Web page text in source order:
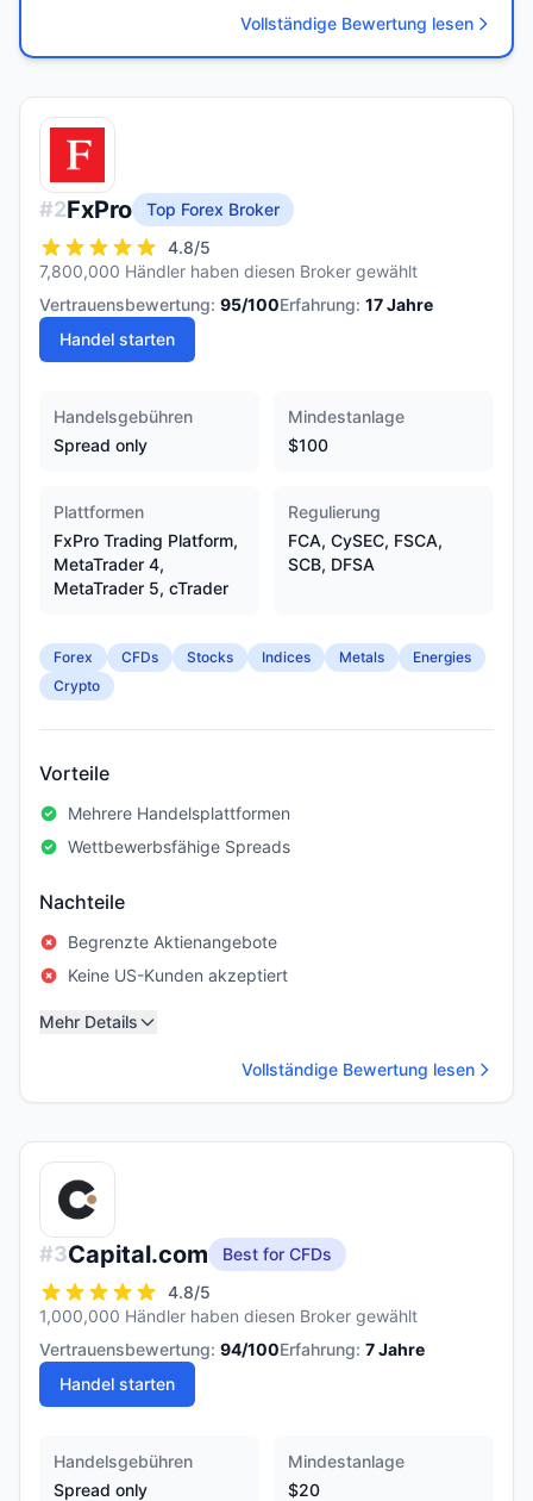
Vollständige Bewertung lesen
#2FxPro
Top Forex Broker
4.8/5
7,800,000 Händler haben diesen Broker gewählt
Vertrauensbewertung: 95/100Erfahrung: 17Jahre
Handel starten
Handelsgebühren
Spread only
Mindestanlage
$100
Plattformen
FxPro Trading Platform,
MetaTrader 4,
MetaTrader 5, cTrader
Regulierung
FCA, CySEC, FSCA,
SCB, DFSA
Forex CFDs Stocks Indices Metals
Energies
Crypto
Vorteile
Mehrere Handelsplattformen
Wettbewerbsfähige Spreads
Nachteile
Begrenzte Aktienangebote
Keine US-Kunden akzeptiert
Mehr Details
Vollständige Bewertung lesen
#3Capital.com
Best for CFDs
4.8/5
1,000,000 Händler haben diesen Broker gewählt
Vertrauensbewertung: 94/100Erfahrung: 7Jahre
Handel starten
Handelsgebühren
Spread only
Mindestanlage
$20